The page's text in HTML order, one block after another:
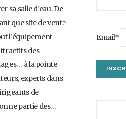
sa salle d’eau. De
que site de vente
l’équipement
des
à la pointe
experts dans
de
partie des…
Email*